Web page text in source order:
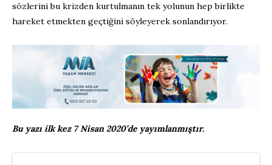
sözlerini bu krizden kurtulmanın tek yolunun hep birlikte
hareket etmekten geçtiğini söyleyerek sonlandırıyor.
Bu yazı ilk kez 7 Nisan 2020’de yayımlanmıştır.